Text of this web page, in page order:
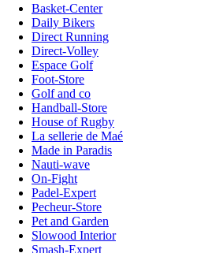
Basket-Center
Daily Bikers
Direct Running
Direct-Volley
Espace Golf
Foot-Store
Golf and co
Handball-Store
House of Rugby
La sellerie de Maé
Made in Paradis
Nauti-wave
On-Fight
Padel-Expert
Pecheur-Store
Pet and Garden
Slowood Interior
Smash-Expert